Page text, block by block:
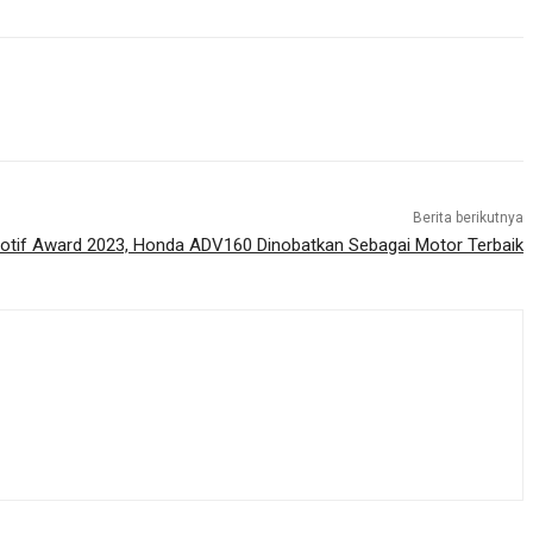
Berita berikutnya
Award 2023, Honda ADV160 Dinobatkan Sebagai Motor Terbaik